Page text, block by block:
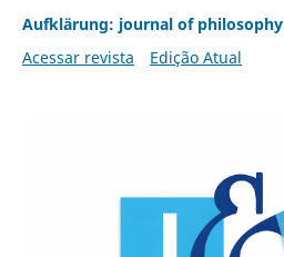
Aufklärung: journal of philosophy
Acessar revista
Edição Atual